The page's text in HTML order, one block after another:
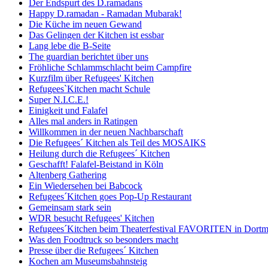
Der Endspurt des D.ramadans
Happy D.ramadan - Ramadan Mubarak!
Die Küche im neuen Gewand
Das Gelingen der Kitchen ist essbar
Lang lebe die B-Seite
The guardian berichtet über uns
Fröhliche Schlammschlacht beim Campfire
Kurzfilm über Refugees' Kitchen
Refugees`Kitchen macht Schule
Super N.I.C.E.!
Einigkeit und Falafel
Alles mal anders in Ratingen
Willkommen in der neuen Nachbarschaft
Die Refugees´ Kitchen als Teil des MOSAIKS
Heilung durch die Refugees´ Kitchen
Geschafft! Falafel-Beistand in Köln
Altenberg Gathering
Ein Wiedersehen bei Babcock
Refugees´Kitchen goes Pop-Up Restaurant
Gemeinsam stark sein
WDR besucht Refugees' Kitchen
Refugees´Kitchen beim Theaterfestival FAVORITEN in
Was den Foodtruck so besonders macht
Presse über die Refugees´ Kitchen
Kochen am Museumsbahnsteig